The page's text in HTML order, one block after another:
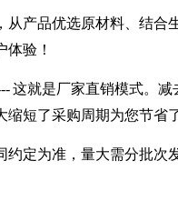
产品优选原材料、结
验！
这就是厂家直销模式。
短了采购周期为您节省
定为准，量大需分批次